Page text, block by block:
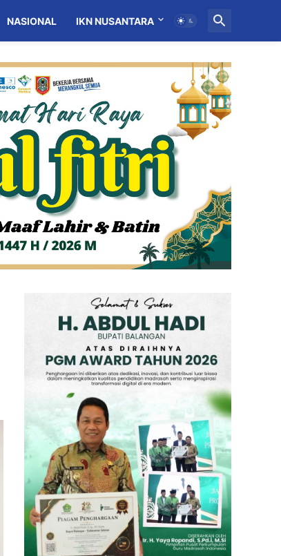
NASIONAL IKN NUSANTARA MITRA